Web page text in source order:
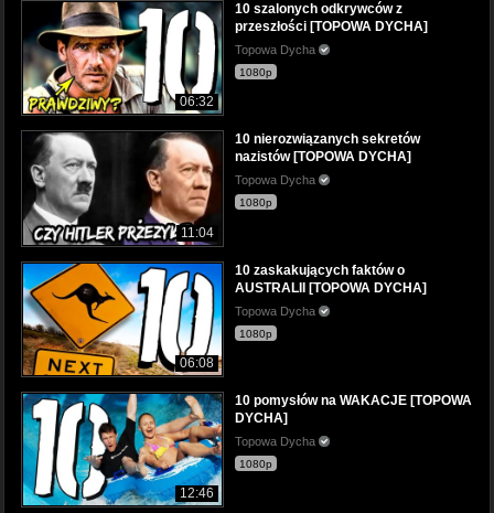
06:32
10 szalonych odkrywców z
przeszłości [TOPOWA DYCHA]
Topowa Dycha
1080p
11:04
10 nierozwiązanych sekretów
nazistów [TOPOWA DYCHA]
Topowa Dycha
1080p
06:08
10 zaskakujących faktów o
AUSTRALII [TOPOWA DYCHA]
Topowa Dycha
1080p
12:46
10 pomysłów na WAKACJE [TOPOWA
DYCHA]
Topowa Dycha
1080p